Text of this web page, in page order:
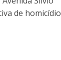
de homicídio